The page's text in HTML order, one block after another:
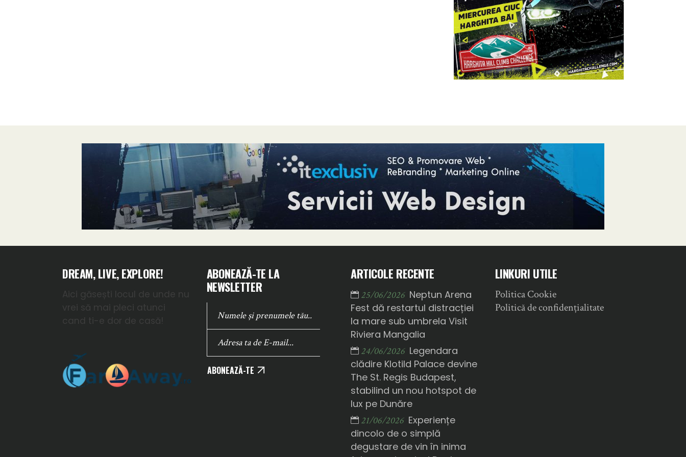
DREAM, LIVE, EXPLORE!
Aici găsești locul de unde nu
vrei să mai pleci atunci
cand ti-e dor de casă!
ABONEAZĂ-TE LA
NEWSLETTER
ABONEAZĂ-TE
ARTICOLE RECENTE
25/06/2026 Neptun Arena
Fest dă restartul distracției
la mare sub umbrela Visit
Riviera Mangalia
24/06/2026 Legendara
clădire Klotild Palace devine
The St. Regis Budapest,
stabilind un nou hotspot de
lux pe Dunăre
21/06/2026 Experiențe
dincolo de o simplă
degustare de vin în inima
LINKURI UTILE
Politica Cookie
Politică de confidențialitate